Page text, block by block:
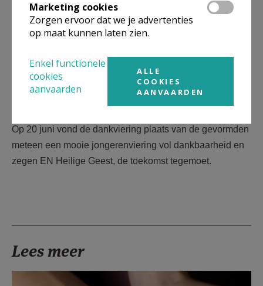
Op 20 juni vond de dankviering plaats van de gevormden
meteen een mooie jongerenviering vol dankbaarheid en
zegen EN Heilige Geest, de toekomst tegemoet.
Lees meer
Marketing cookies
Zorgen ervoor dat we je advertenties
op maat kunnen laten zien.
Enkel functionele
cookies
aanvaarden
ALLE
COOKIES
AANVAARDEN